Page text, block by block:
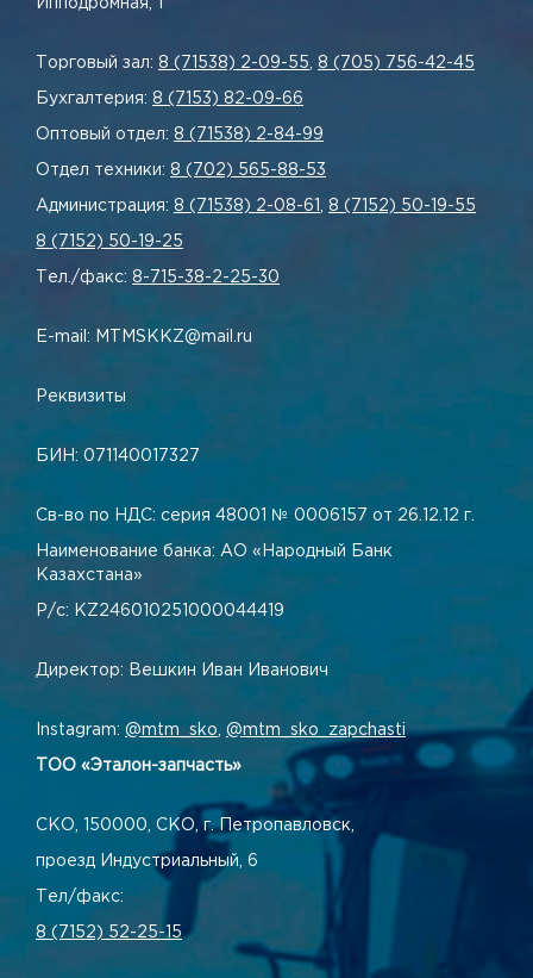
Ипподромная, 1
Торговый зал: 8 (71538) 2-09-55 8 (705) 756-42-45
Бухгалтерия: 8 (7153) 82-09-66
Оптовый отдел: 8 (71538) 2-84-99
Отдел техники: 8 (702) 565-88-53
Администрация: 8 (71538) 2-08-61 8 (7152) 50-19-55
8 (7152) 50-19-25
Тел./факс: 8-715-38-2-25-30
E-mail: MTMSKKZ@mail.ru
Реквизиты
БИН: 071140017327
Св-во по НДС: серия 48001 № 0006157 от 26.12.12 г.
Наименование банка: АО «Народный Банк
Казахстана»
Р/с: KZ246010251000044419
Директор: Вешкин Иван Иванович
Instagram: @mtm_sko @mtm_sko_zapchasti
ТОО «Эталон-запчасть»
СКО, 150000, СКО, г. Петропавловск,
проезд Индустриальный, 6
Тел/факс:
8 (7152) 52-25-15